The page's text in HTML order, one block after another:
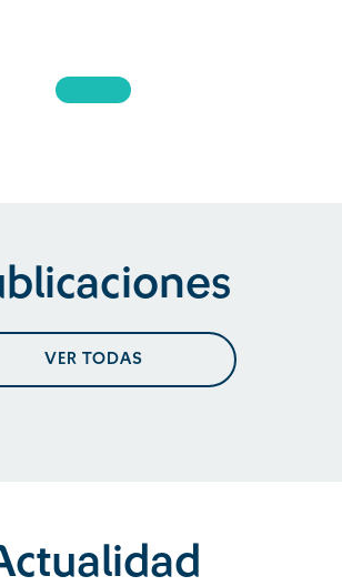
VER TODAS